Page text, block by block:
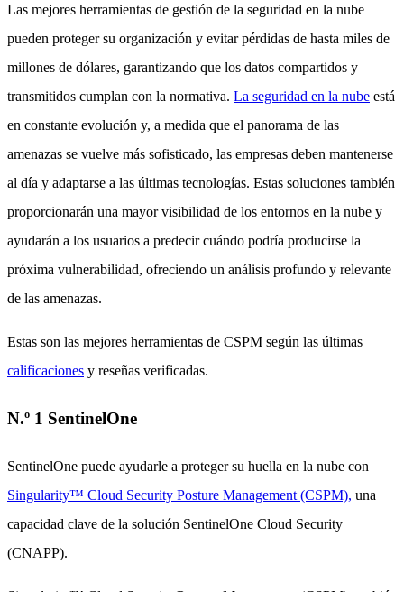
Las mejores herramientas de gestión de la seguridad en la nube
pueden proteger su organización y evitar pérdidas de hasta miles de
millones de dólares, garantizando que los datos compartidos y
transmitidos cumplan con la normativa. La seguridad en la nube está
en constante evolución y, a medida que el panorama de las
amenazas se vuelve más sofisticado, las empresas deben mantenerse
al día y adaptarse a las últimas tecnologías. Estas soluciones también
proporcionarán una mayor visibilidad de los entornos en la nube y
ayudarán a los usuarios a predecir cuándo podría producirse la
próxima vulnerabilidad, ofreciendo un análisis profundo y relevante
de las amenazas.
Estas son las mejores herramientas de CSPM según las últimas
calificaciones y reseñas verificadas.
N.º 1 SentinelOne
SentinelOne puede ayudarle a proteger su huella en la nube con
Singularity™ Cloud Security Posture Management (CSPM), una
capacidad clave de la solución SentinelOne Cloud Security
(CNAPP).